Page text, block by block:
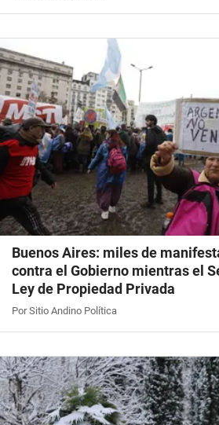
Buenos Aires: miles de
contra el Gobierno mientras el
Ley de Propiedad Privada
Por Sitio Andino Política